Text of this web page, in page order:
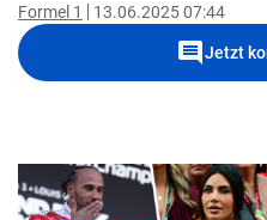
Formel 1 13.06.2025 07:44
commentJetzt